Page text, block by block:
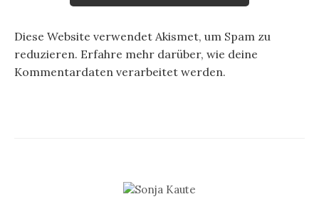
Diese Website verwendet Akismet, um Spam zu
reduzieren. Erfahre mehr darüber, wie deine
Kommentardaten verarbeitet werden.